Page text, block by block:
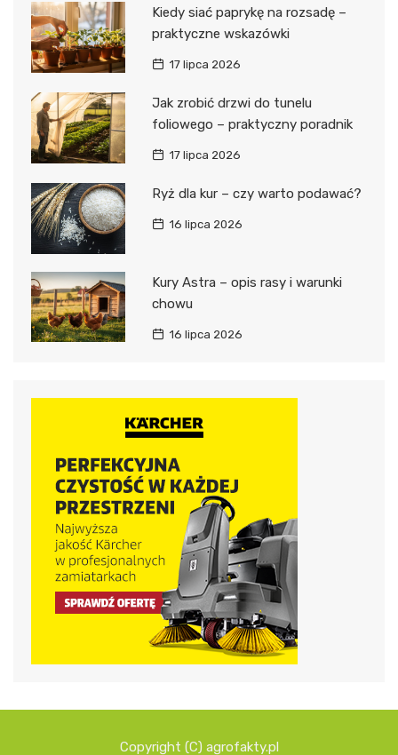
Kiedy siać paprykę na rozsadę –
praktyczne wskazówki
17 lipca 2026
Jak zrobić drzwi do tunelu
foliowego – praktyczny poradnik
17 lipca 2026
Ryż dla kur – czy warto podawać?
16 lipca 2026
Kury Astra – opis rasy i warunki
chowu
16 lipca 2026
Copyright (C) agrofakty.pl